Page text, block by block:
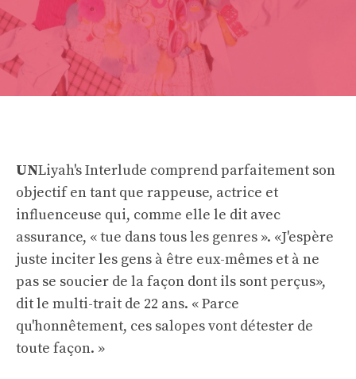
UNLiyah's Interlude comprend parfaitement son
objectif en tant que rappeuse, actrice et
influenceuse qui, comme elle le dit avec
assurance, « tue dans tous les genres ». «J'espère
juste inciter les gens à être eux-mêmes et à ne
pas se soucier de la façon dont ils sont perçus»,
dit le multi-trait de 22 ans. « Parce
qu'honnêtement, ces salopes vont détester de
toute façon. »